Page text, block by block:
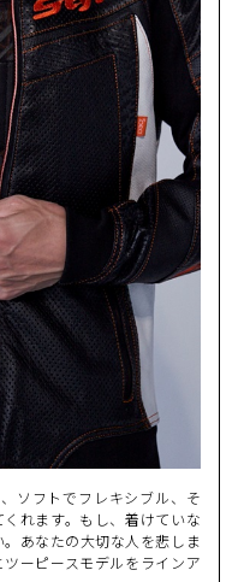
ソフトでフレキシブル、そ
れます。もし、着けていな
あなたの大切な人を悲しま
ーピースモデルをラインア